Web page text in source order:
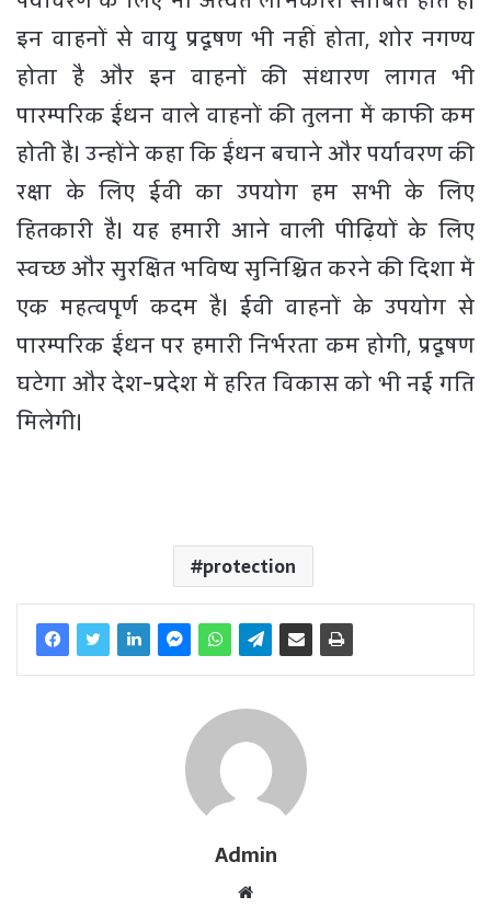
इन वाहनों से वायु प्रदूषण भी नहीं होता, शोर नगण्य
होता है और इन वाहनों की संधारण लागत भी
पारम्परिक ईंधन वाले वाहनों की तुलना में काफी कम
होती है। उन्होंने कहा कि ईंधन बचाने और पर्यावरण की
रक्षा के लिए ईवी का उपयोग हम सभी के लिए
हितकारी है। यह हमारी आने वाली पीढ़ियों के लिए
स्वच्छ और सुरक्षित भविष्य सुनिश्चित करने की दिशा में
एक महत्वपूर्ण कदम है। ईवी वाहनों के उपयोग से
पारम्परिक ईंधन पर हमारी निर्भरता कम होगी, प्रदूषण
घटेगा और देश-प्रदेश में हरित विकास को भी नई गति
मिलेगी।
protection
Admin